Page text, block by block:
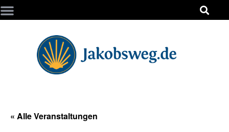
« Alle Veranstaltungen